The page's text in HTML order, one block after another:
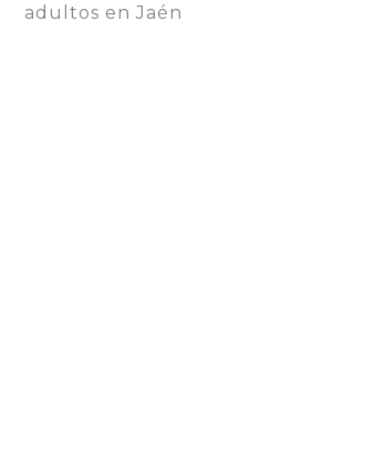
adultos en Jaén